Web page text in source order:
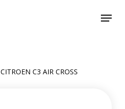
Menu
CITROEN C3 AIR CROSS